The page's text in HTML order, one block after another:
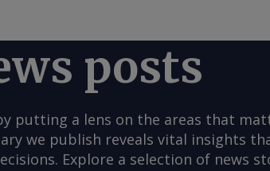
posts
putting a lens on the areas that
we publish reveals vital insights
Explore a selection of news